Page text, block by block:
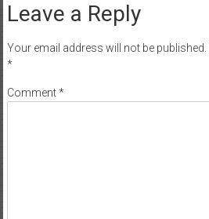
Leave a Reply
Your email address will not be published.
*
Comment*